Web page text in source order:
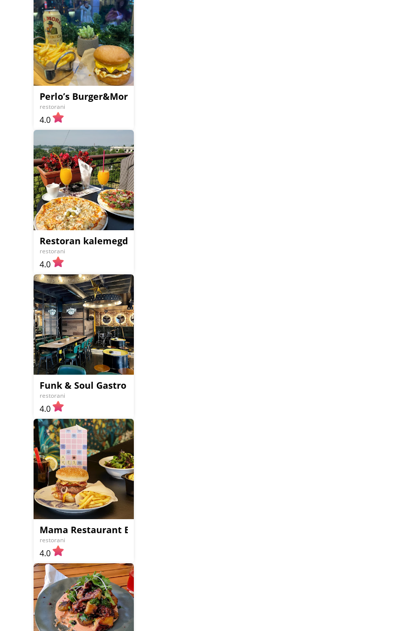
Perlo’s Burger&More (Est. 2021)
restorani
4.0
Restoran kalemegdanska terasa
restorani
4.0
Funk & Soul Gastro Pub
restorani
4.0
Mama Restaurant Belgrade
restorani
4.0